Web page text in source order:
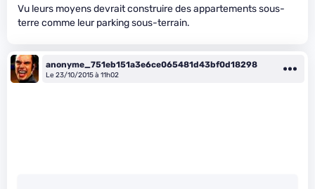
Vu leurs moyens devrait construire des appartements sous-
terre comme leur parking sous-terrain.
anonyme_751eb151a3e6ce065481d43bf0d18298
Le 23/10/2015 à 11h02